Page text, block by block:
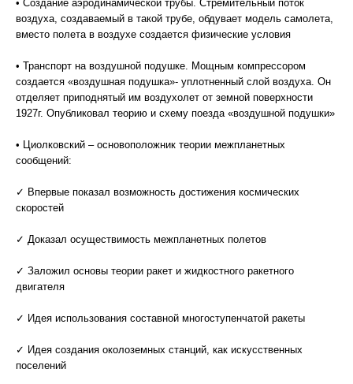
• Создание аэродинамической трубы. Стремительный поток
воздуха, создаваемый в такой трубе, обдувает модель самолета,
вместо полета в воздухе создается физические условия
• Транспорт на воздушной подушке. Мощным компрессором
создается «воздушная подушка»- уплотненный слой воздуха. Он
отделяет приподнятый им воздухолет от земной поверхности
1927г. Опубликовал теорию и схему поезда «воздушной подушки»
• Циолковский – основоположник теории межпланетных
сообщений:
✓ Впервые показал возможность достижения космических
скоростей
✓ Доказал осуществимость межпланетных полетов
✓ Заложил основы теории ракет и жидкостного ракетного
двигателя
✓ Идея использования составной многоступенчатой ракеты
✓ Идея создания околоземных станций, как искусственных
поселений